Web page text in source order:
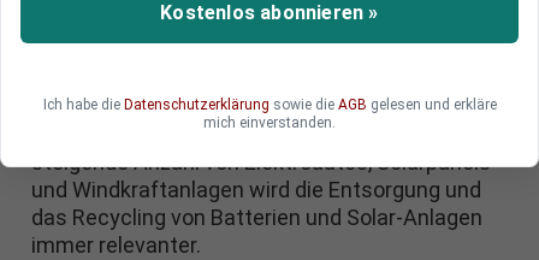
Mit der zunehmenden Zahl an Elektroautos stellt
sich eine dringende Frage: Was passiert mit den
betrifft jedoch nicht nur die Automobilbranche,
sondern auch andere Sektoren. Durch die
steigende Anzahl von Elektroautos, Solarpanels
und Windkraftanlagen wird die Entsorgung und
das Recycling von Batterien und Solar-Anlagen
immer relevanter.
Kostenlos abonnieren »
Ich habe die Datenschutzerklärung sowie die AGB gelesen und erkläre
mich einverstanden.